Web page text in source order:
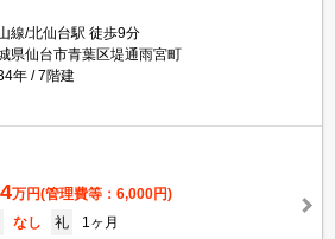
線/北仙台駅 徒歩9分
県仙台市青葉区堤通雨宮町
年
7階建
万円(管理費等：6,000円)
なし 礼
1ヶ月